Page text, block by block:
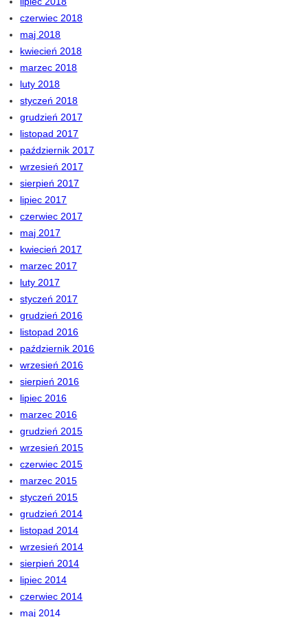
czerwiec 2018
maj 2018
kwiecień 2018
marzec 2018
luty 2018
styczeń 2018
grudzień 2017
listopad 2017
październik 2017
wrzesień 2017
sierpień 2017
lipiec 2017
czerwiec 2017
maj 2017
kwiecień 2017
marzec 2017
luty 2017
styczeń 2017
grudzień 2016
listopad 2016
październik 2016
wrzesień 2016
sierpień 2016
lipiec 2016
marzec 2016
grudzień 2015
wrzesień 2015
czerwiec 2015
marzec 2015
styczeń 2015
grudzień 2014
listopad 2014
wrzesień 2014
sierpień 2014
lipiec 2014
czerwiec 2014
maj 2014